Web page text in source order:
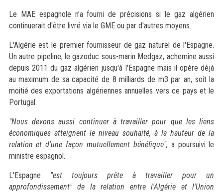
Le MAE espagnole n'a fourni de précisions si le gaz algérien
continuerait d'être livré via le GME ou par d'autres moyens.
L'Algérie est le premier fournisseur de gaz naturel de l'Espagne.
Un autre pipeline, le gazoduc sous-marin Medgaz, achemine aussi
depuis 2011 du gaz algérien jusqu'à l'Espagne mais il opère déjà
au maximum de sa capacité de 8 milliards de m3 par an, soit la
moitié des exportations algériennes annuelles vers ce pays et le
Portugal.
"Nous devons aussi continuer à travailler pour que les liens
économiques atteignent le niveau souhaité, à la hauteur de la
relation et d'une façon mutuellement bénéfique", a poursuivi le
ministre espagnol.
L'Espagne "est toujours prête à travailler pour un
approfondissement" de la relation entre l'Algérie et l'Union